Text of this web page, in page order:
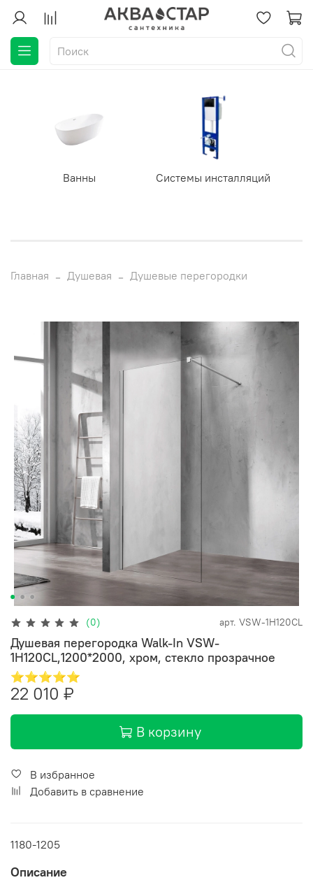
Ванны Системы инсталляций
Главная Душевая Душевые перегородки
(0) арт. VSW-1H120CL
Душевая перегородка Walk-In VSW-
1H120CL,1200*2000, хром, стекло прозрачное
⭐⭐⭐⭐⭐
22 010 ₽
В корзину
В избранное
Добавить в сравнение
1180-1205
Описание